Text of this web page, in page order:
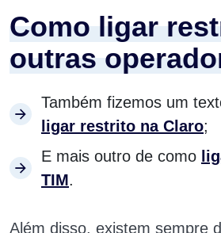
Como ligar
outras
Também fizemos um
ligar restrito na Claro;
E mais outro de como
TIM.
Além disso, existem sempre